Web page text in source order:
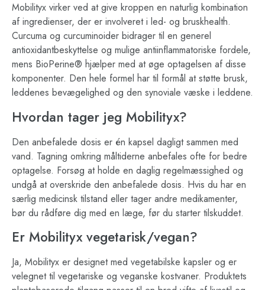
Mobilityx virker ved at give kroppen en naturlig kombination
af ingredienser, der er involveret i led- og bruskhealth.
Curcuma og curcuminoider bidrager til en generel
antioxidantbeskyttelse og mulige antiinflammatoriske fordele,
mens BioPerine® hjælper med at øge optagelsen af disse
komponenter. Den hele formel har til formål at støtte brusk,
leddenes bevægelighed og den synoviale væske i leddene.
Hvordan tager jeg Mobilityx?
Den anbefalede dosis er én kapsel dagligt sammen med
vand. Tagning omkring måltiderne anbefales ofte for bedre
optagelse. Forsøg at holde en daglig regelmæssighed og
undgå at overskride den anbefalede dosis. Hvis du har en
særlig medicinsk tilstand eller tager andre medikamenter,
bør du rådføre dig med en læge, før du starter tilskuddet.
Er Mobilityx vegetarisk/vegan?
Ja, Mobilityx er designet med vegetabilske kapsler og er
velegnet til vegetariske og veganske kostvaner. Produktets